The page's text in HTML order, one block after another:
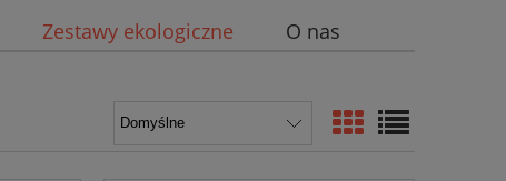
Zestawy ekologiczne
O nas